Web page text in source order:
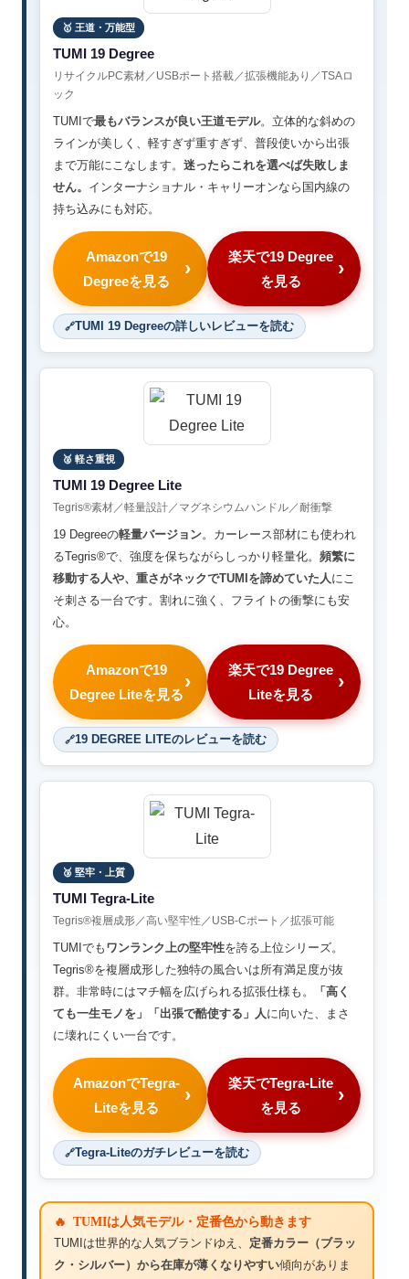
🥇 王道・万能型
TUMI 19 Degree
リサイクルPC素材／USBポート搭載／拡張機能あり／TSAロ
ック
TUMIで最もバランスが良い王道モデル。立体的な斜めの
ラインが美しく、軽すぎず重すぎず、普段使いから出張
まで万能にこなします。 迷ったらこれを選べば失敗しま
せん。 インターナショナル・キャリーオンなら国内線の
持ち込みにも対応。
Amazonで19
Degreeを見る
楽天で19 Degree
を見る
TUMI 19 Degreeの詳しいレビューを読む
🥈 軽さ重視
TUMI 19 Degree Lite
Tegris®素材／軽量設計／マグネシウムハンドル／耐衝撃
19 Degreeの軽量バージョン。カーレース部材にも使われ
るTegris®で、強度を保ちながらしっかり軽量化。 頻繁に
移動する人や、重さがネックでTUMIを諦めていた人にこ
そ刺さる一台です。割れに強く、フライトの衝撃にも安
心。
Amazonで19
Degree Liteを見る
楽天で19 Degree
Liteを見る
19 DEGREE LITEのレビューを読む
🥉 堅牢・上質
TUMI Tegra-Lite
Tegris®複層成形／高い堅牢性／USB-Cポート／拡張可能
TUMIでも ワンランク上の堅牢性を誇る上位シリーズ。
Tegris®を複層成形した独特の風合いは所有満足度が抜
群。非常時にはマチ幅を広げられる拡張仕様も。
「高く
ても一生モノを」「出張で酷使する」人に向いた、まさ
に壊れにくい一台です。
AmazonでTegra-
Liteを見る
楽天でTegra-Lite
を見る
Tegra-Liteのガチレビューを読む
🔥 TUMIは人気モデル・定番色から動きます
TUMIは世界的な人気ブランドゆえ、 定番カラー（ブラッ
ク・シルバー）から在庫が薄くなりやすい傾向がありま